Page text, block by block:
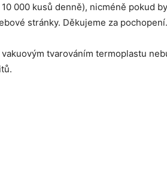
000 kusů denně), nicméně pokud
stránky. Děkujeme za pochopení.
tvarováním termoplastu